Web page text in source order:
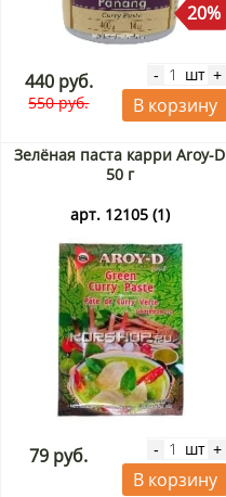
20%
440 руб.
550 руб.
- шт +
В корзину
Зелёная паста карри Aroy-D
50 г
арт. 12105 (1)
79 руб. - шт +
В корзину